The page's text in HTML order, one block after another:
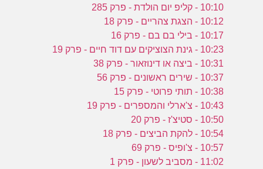
10:10 - קליפ יום הולדת - פרק 285
10:12 - הצגת צהריים - פרק 18
10:17 - בילי בם בם - פרק 16
10:23 - גינת הצוציקים עם דוד חיים - פרק 19
10:31 - ביצה או דינוזאור - פרק 38
10:37 - שירים ראשונים - פרק 56
10:38 - תותי פרוטי - פרק 15
10:43 - צ'ארלי והמספרים - פרק 19
10:50 - סטיצ'ז - פרק 20
10:54 - להקת הביצים - פרק 18
10:57 - צ'ופיס - פרק 69
11:02 - מסביב לשעון - פרק 1